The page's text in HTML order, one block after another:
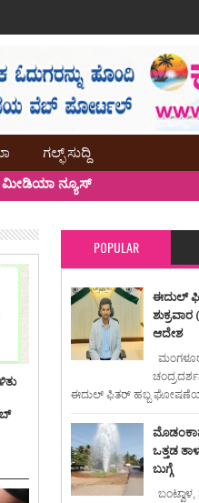
ಗಲ್ಫ್ ಸುದ್ದಿ
ನ್ಯೂಸ್
POPULAR
ಈದುಲ್
ಆದೇಶ
ಈದುಲ್ ಫಿತರ್ ಹಬ್ಬ
ಒತ್ತಡ
ಬುಗ್ಗೆ